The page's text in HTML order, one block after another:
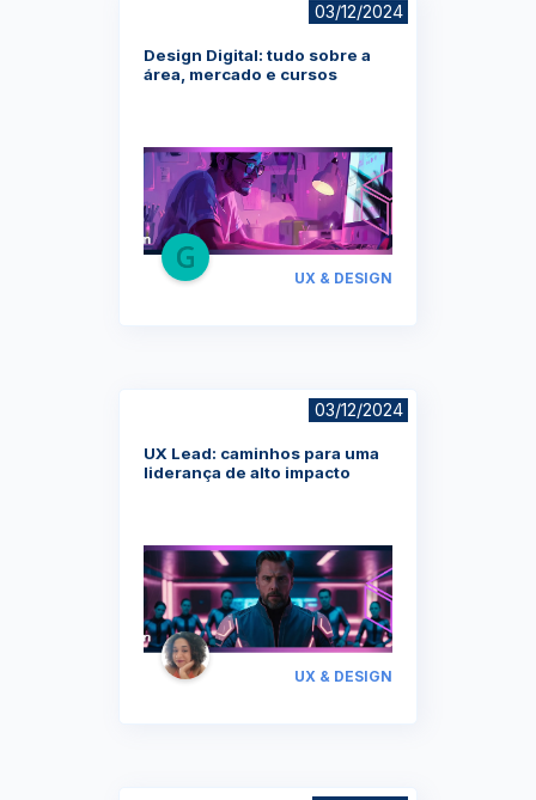
Design Digital: tudo sobre a
área, mercado e cursos
03/12/2024
UX & DESIGN
UX Lead: caminhos para uma
liderança de alto impacto
03/12/2024
UX & DESIGN